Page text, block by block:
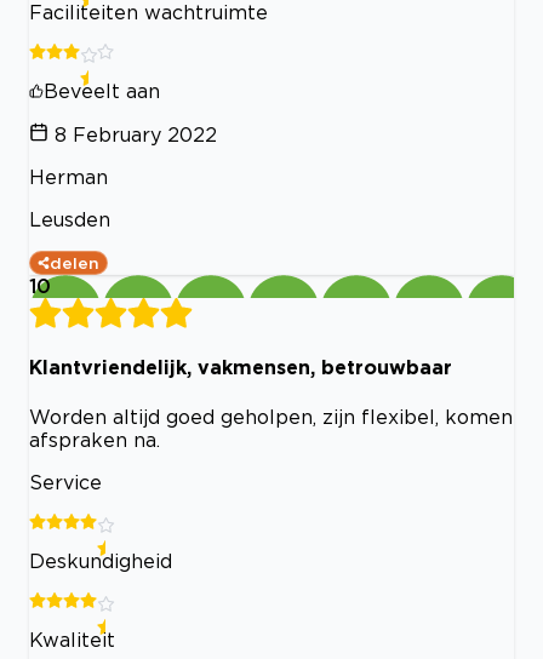
Faciliteiten wachtruimte
Beveelt aan
8 February 2022
Herman
Leusden
delen
10
Klantvriendelijk, vakmensen, betrouwbaar
Worden altijd goed geholpen, zijn flexibel, komen
afspraken na.
Service
Deskundigheid
Kwaliteit